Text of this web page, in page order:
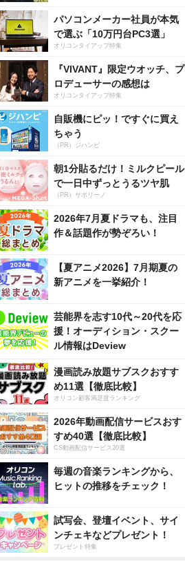
パソコンメーカー社員が本気
で選ぶ「10万円台PC3選」
オリコンタイアップ特集
『VIVANT』限定ウオッチ、プ
ロデューサーの感想は
オリコンタイアップ特集
自販機にピッ！ですぐに買え
ちゃう
（PR）ジハンピ
朝1分貼るだけ！ミルクピール
で一日中ずっとうるツヤ肌
（PR）サボリーノ
2026年7月夏ドラマも、注目
作＆話題作が勢ぞろい！
【夏アニメ2026】7月期夏の
新アニメを一挙紹介！
芸能界を志す10代～20代を応
援！オーディション・スクー
ル情報はDeview
漫画読み放題サブスクおすす
め11選【徹底比較】
オリコン顧客満足度ランキング
2026年動画配信サービスおす
すめ40選【徹底比較】
CS動画配信サービス20選
毎週の音楽ランキングから、
ヒットの推移をチェック！
試写会、登壇イベント、サイ
ンチェキなどプレゼント！
プレゼント特集